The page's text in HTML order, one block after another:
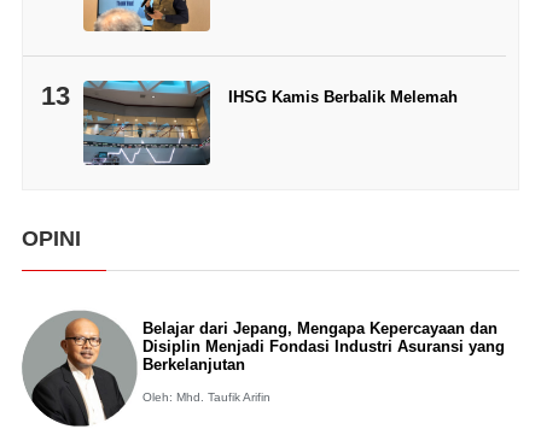
13 IHSG Kamis Berbalik Melemah
OPINI
Belajar dari Jepang, Mengapa Kepercayaan dan
Disiplin Menjadi Fondasi Industri Asuransi yang
Berkelanjutan
Oleh: Mhd. Taufik Arifin